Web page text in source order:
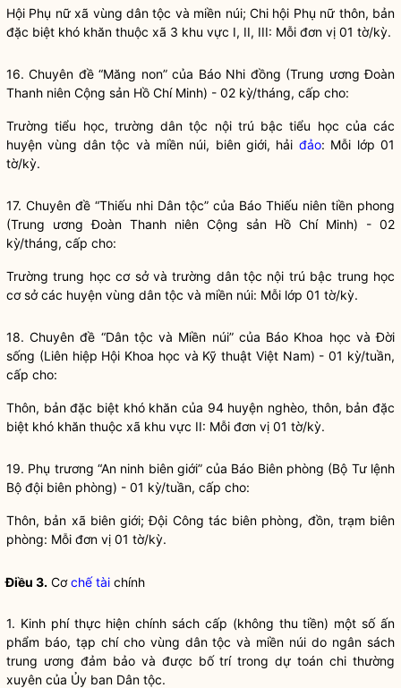
Hội Phụ nữ xã vùng dân tộc và miền núi; Chi hội Phụ nữ thôn, bản
đặc biệt khó khăn thuộc xã 3 khu vực I, II, III: Mỗi đơn vị 01 tờ/kỳ.
16. Chuyên đề “Măng non” của Báo Nhi đồng (Trung ương Đoàn
Thanh niên Cộng sản Hồ Chí Minh) - 02 kỳ/tháng, cấp cho:
Trường tiểu học, trường dân tộc nội trú bậc tiểu học của các
huyện vùng dân tộc và miền núi, biên giới, hải đảo: Mỗi lớp 01
tờ/kỳ.
17. Chuyên đề “Thiếu nhi Dân tộc” của Báo Thiếu niên tiền phong
(Trung ương Đoàn Thanh niên Cộng sản Hồ Chí Minh) - 02
kỳ/tháng, cấp cho:
Trường trung học cơ sở và trường dân tộc nội trú bậc trung học
cơ sở các huyện vùng dân tộc và miền núi: Mỗi lớp 01 tờ/kỳ.
18. Chuyên đề “Dân tộc và Miền núi” của Báo Khoa học và Đời
sống (Liên hiệp Hội Khoa học và Kỹ thuật Việt Nam) - 01 kỳ/tuần,
cấp cho:
Thôn, bản đặc biệt khó khăn của 94 huyện nghèo, thôn, bản đặc
biệt khó khăn thuộc xã khu vực II: Mỗi đơn vị 01 tờ/kỳ.
19. Phụ trương “An ninh biên giới” của Báo Biên phòng (Bộ Tư lệnh
Bộ đội biên phòng) - 01 kỳ/tuần, cấp cho:
Thôn, bản xã biên giới; Đội Công tác biên phòng, đồn, trạm biên
phòng: Mỗi đơn vị 01 tờ/kỳ.
Điều 3. Cơchế tài chính
1. Kinh phí thực hiện chính sách cấp (không thu tiền) một số ấn
phẩm báo, tạp chí cho vùng dân tộc và miền núi do ngân sách
trung ương đảm bảo và được bố trí trong dự toán chi thường
xuyên của Ủy ban Dân tộc.